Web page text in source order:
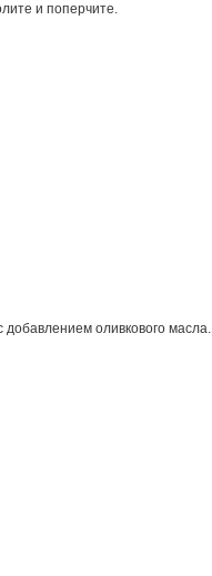
и поперчите.
добавлением оливкового масла.